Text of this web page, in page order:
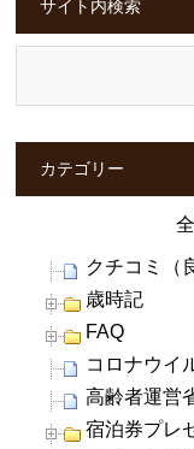
サイト内検索
カテゴリー
クチコミ（
歳時記
FAQ
コロナウイ
高齢者運営
宿泊券プレ